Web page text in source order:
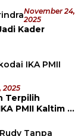
November 24,
2025
Kader
2025
Terpilih
PMII Kaltim 5